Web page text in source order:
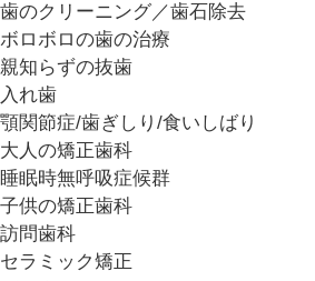
歯のクリーニング／歯石除去
ボロボロの歯の治療
親知らずの抜歯
入れ歯
顎関節症/歯ぎしり/食いしばり
大人の矯正歯科
睡眠時無呼吸症候群
子供の矯正歯科
訪問歯科
セラミック矯正